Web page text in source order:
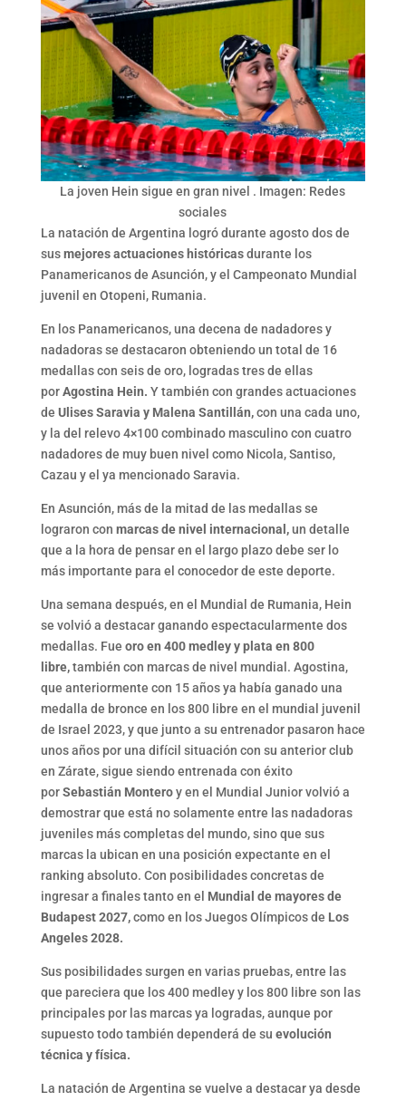
La joven Hein sigue en gran nivel . Imagen: Redes
sociales
La natación de Argentina logró durante agosto dos de
susmejores actuaciones históricasdurante los
Panamericanos de Asunción, y el Campeonato Mundial
juvenil en Otopeni, Rumania.
En los Panamericanos, una decena de nadadores y
nadadoras se destacaron obteniendo un total de 16
medallas con seis de oro, logradas tres de ellas
porAgostina Hein. Y también con grandes actuaciones
de Ulises Saravia y Malena Santillán,con una cada uno,
y la del relevo 4×100 combinado masculino con cuatro
nadadores de muy buen nivel como Nicola, Santiso,
Cazau y el ya mencionado Saravia.
En Asunción, más de la mitad de las medallas se
lograron con marcas de nivel internacional,un detalle
que a la hora de pensar en el largo plazo debe ser lo
más importante para el conocedor de este deporte.
Una semana después, en el Mundial de Rumania, Hein
se volvió a destacar ganando espectacularmente dos
medallas. Fue oro en 400 medley y plata en 800
libre,también con marcas de nivel mundial. Agostina,
que anteriormente con 15 años ya había ganado una
medalla de bronce en los 800 libre en el mundial juvenil
de Israel 2023, y que junto a su entrenador pasaron hace
unos años por una difícil situación con su anterior club
en Zárate, sigue siendo entrenada con éxito
porSebastián Monteroy en el Mundial Junior volvió a
demostrar que está no solamente entre las nadadoras
juveniles más completas del mundo, sino que sus
marcas la ubican en una posición expectante en el
ranking absoluto. Con posibilidades concretas de
ingresar a finales tanto en el Mundial de mayores de
Budapest 2027,como en los Juegos Olímpicos de Los
Angeles 2028.
Sus posibilidades surgen en varias pruebas, entre las
que pareciera que los 400 medley y los 800 libre son las
principales por las marcas ya logradas, aunque por
supuesto todo también dependerá de su evolución
técnica y física.
La natación de Argentina se vuelve a destacar ya desde